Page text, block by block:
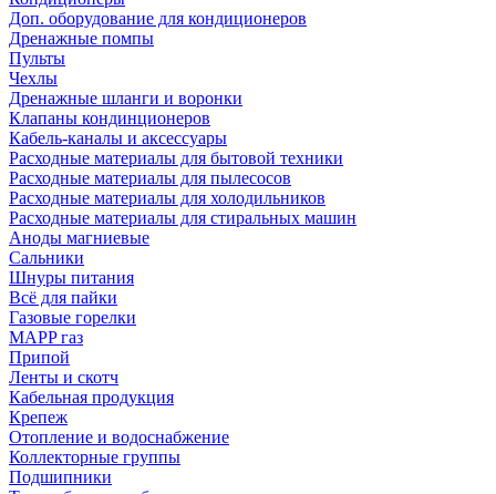
Доп. оборудование для кондиционеров
Дренажные помпы
Пульты
Чехлы
Дренажные шланги и воронки
Клапаны кондинционеров
Кабель-каналы и аксессуары
Расходные материалы для бытовой техники
Расходные материалы для пылесосов
Расходные материалы для холодильников
Расходные материалы для стиральных машин
Аноды магниевые
Сальники
Шнуры питания
Всё для пайки
Газовые горелки
MAPP газ
Припой
Ленты и скотч
Кабельная продукция
Крепеж
Отопление и водоснабжение
Коллекторные группы
Подшипники